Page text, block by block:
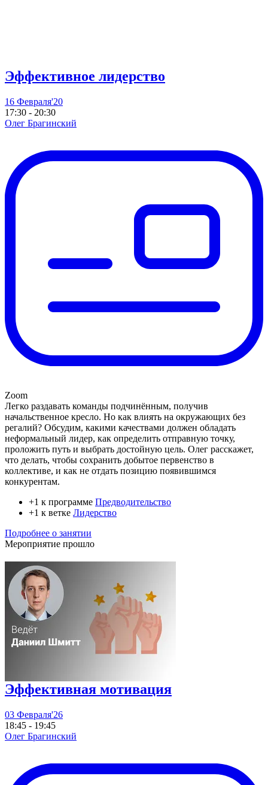
Эффективное лидерство
16 Февраля'20
17:30 - 20:30
Олег Брагинский
Zoom
Легко раздавать команды подчинённым, получив
начальственное кресло. Но как влиять на окружающих без
регалий? Обсудим, какими качествами должен обладать
неформальный лидер, как определить отправную точку,
проложить путь и выбрать достойную цель. Олег расскажет,
что делать, чтобы сохранить добытое первенство в
коллективе, и как не отдать позицию появившимся
конкурентам.
+1 к программе Предводительство
+1 к ветке Лидерство
Подробнее о занятии
Мероприятие прошло
Эффективная мотивация
03 Февраля'26
18:45 - 19:45
Олег Брагинский